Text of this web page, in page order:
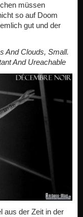
müssen
so auf Doom
gut und der
And Clouds, Small.
And Ureachable
aus der Zeit in der